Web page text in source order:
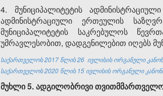
4. მუნიციპალიტეტის
ადმინისტრაციული ერთეულის
მუნიციპალიტეტის საკრებულოს
უმრავლესობით, დადგენილებით იღებს
საქართველოს 2017 წლის 26 ივლისის ორგანული
საქართველოს 2020 წლის 15 ივლისის ორგანული
მუხლი 5.ადგილობრივი